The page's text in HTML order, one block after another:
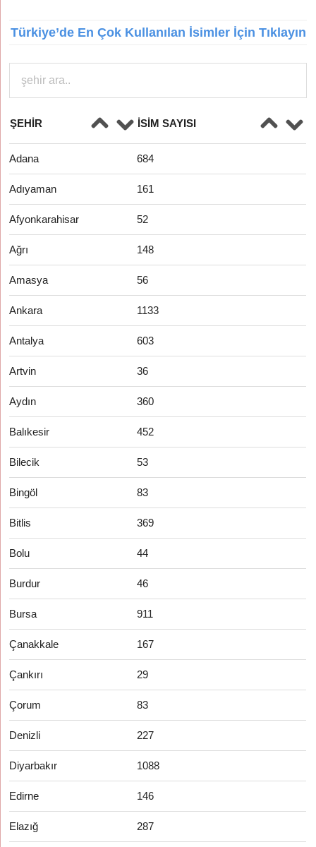
Türkiye’de En Çok Kullanılan İsimler İçin Tıklayın
ŞEHIR İSIM SAYISI
Adana 684
Adıyaman 161
Afyonkarahisar 52
Ağrı 148
Amasya 56
Ankara 1133
Antalya 603
Artvin 36
Aydın 360
Balıkesir 452
Bilecik 53
Bingöl 83
Bitlis 369
Bolu 44
Burdur 46
Bursa 911
Çanakkale 167
Çankırı 29
Çorum 83
Denizli 227
Diyarbakır 1088
Edirne 146
Elazığ 287